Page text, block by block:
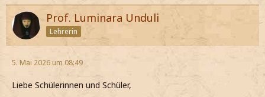
Prof. Luminara Unduli
Lehrerin
5. Mai 2026 um 08:49
Liebe Schülerinnen und Schüler,